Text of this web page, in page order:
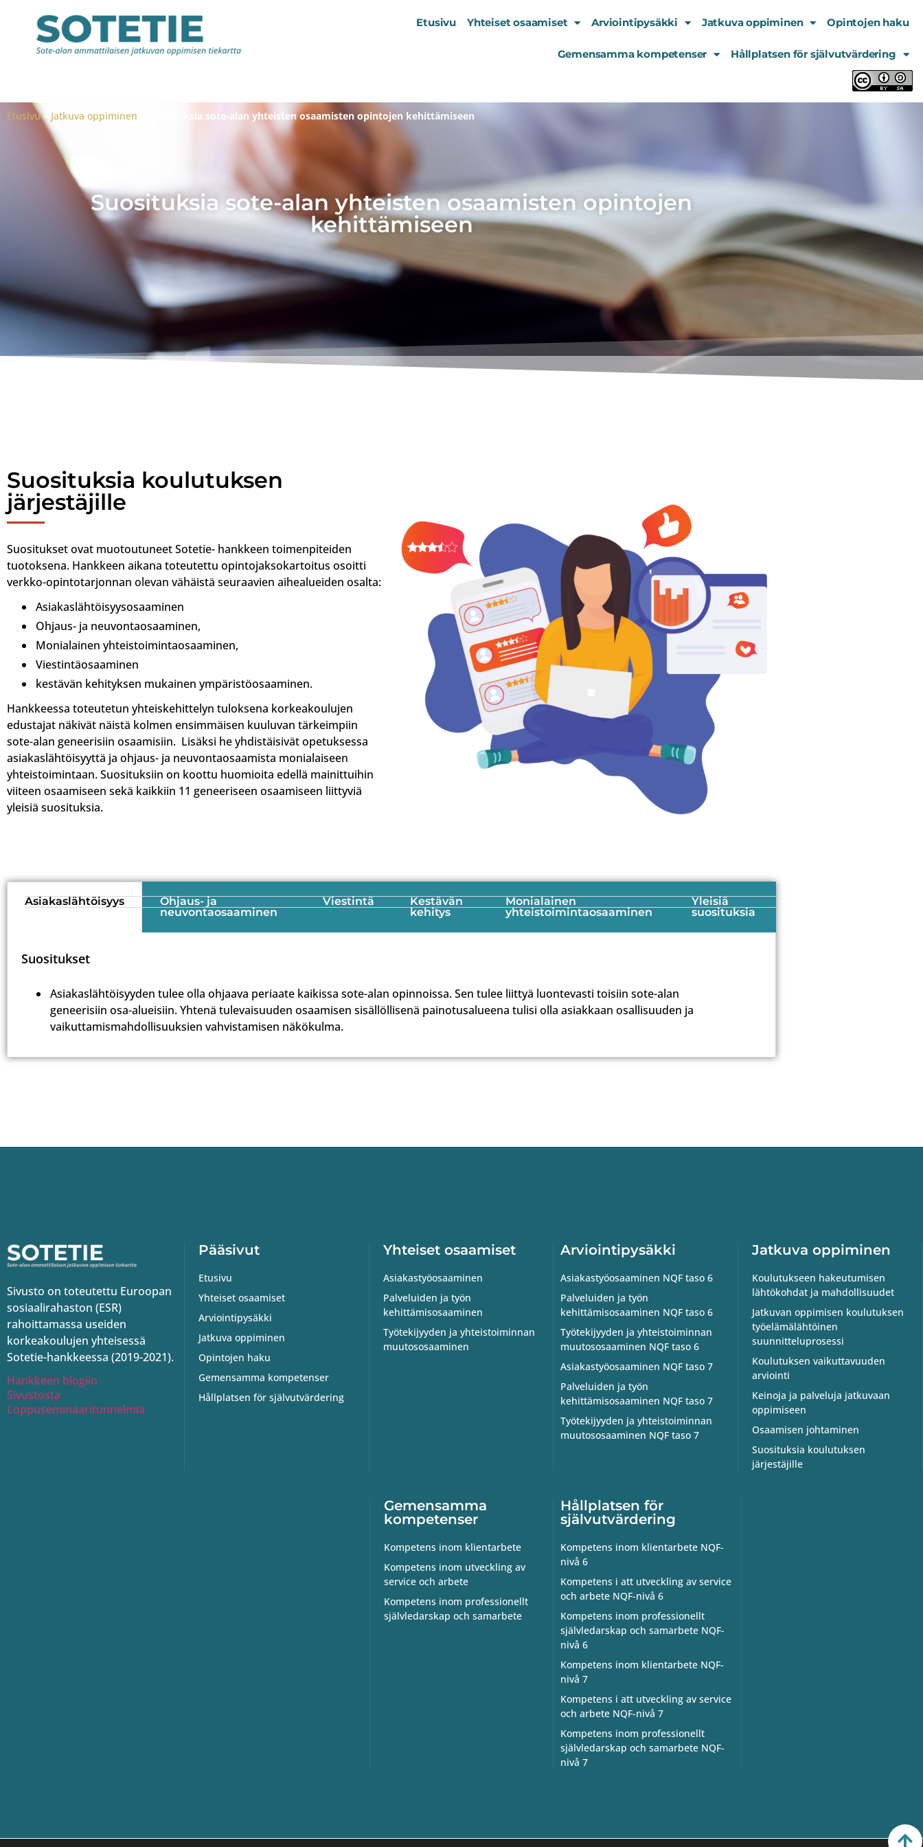
Etusivu Yhteiset osaamiset Arviointipysäkki Jatkuva oppiminen Opintojen haku
Gemensamma kompetenser Hållplatsen för självutvärdering
Etusivu» Jatkuva oppiminen Suosituksia sote-alan yhteisten osaamisten opintojen kehittämiseen
Suosituksia sote-alan yhteisten osaamisten opintojen
kehittämiseen
Suosituksia koulutuksen
järjestäjille
Suositukset ovat muotoutuneet Sotetie- hankkeen toimenpiteiden
tuotoksena. Hankkeen aikana toteutettu opintojaksokartoitus osoitti
verkko-opintotarjonnan olevan vähäistä seuraavien aihealueiden osalta:
Asiakaslähtöisyysosaaminen
Ohjaus- ja neuvontaosaaminen,
Monialainen yhteistoimintaosaaminen,
Viestintäosaaminen
kestävän kehityksen mukainen ympäristöosaaminen.
Hankkeessa toteutetun yhteiskehittelyn tuloksena korkeakoulujen
edustajat näkivät näistä kolmen ensimmäisen kuuluvan tärkeimpiin
sote-alan geneerisiin osaamisiin. Lisäksi he yhdistäisivät opetuksessa
asiakaslähtöisyyttä ja ohjaus- ja neuvontaosaamista monialaiseen
yhteistoimintaan. Suosituksiin on koottu huomioita edellä mainittuihin
viiteen osaamiseen sekä kaikkiin 11 geneeriseen osaamiseen liittyviä
yleisiä suosituksia.
Asiakaslähtöisyys
Ohjaus- ja
neuvontaosaaminen
Viestintä
Kestävän
kehitys
Monialainen
yhteistoimintaosaaminen
Yleisiä
suosituksia
Suositukset
Asiakaslähtöisyyden tulee olla ohjaava periaate kaikissa sote-alan opinnoissa. Sen tulee liittyä luontevasti toisiin sote-alan
geneerisiin osa-alueisiin. Yhtenä tulevaisuuden osaamisen sisällöllisenä painotusalueena tulisi olla asiakkaan osallisuuden ja
vaikuttamismahdollisuuksien vahvistamisen näkökulma.
Sivusto on toteutettu Euroopan
sosiaalirahaston (ESR)
rahoittamassa useiden
korkeakoulujen yhteisessä
Sotetie-hankkeessa (2019-2021).
Hankkeen blogiin
Sivustosta
Loppuseminaaritunnelmia
Pääsivut
Etusivu
Yhteiset osaamiset
Arviointipysäkki
Jatkuva oppiminen
Opintojen haku
Gemensamma kompetenser
Hållplatsen för självutvärdering
Yhteiset osaamiset
Asiakastyöosaaminen
Palveluiden ja työn
kehittämisosaaminen
Työtekijyyden ja yhteistoiminnan
muutososaaminen
Arviointipysäkki
Asiakastyöosaaminen NQF taso 6
Palveluiden ja työn
kehittämisosaaminen NQF taso 6
Työtekijyyden ja yhteistoiminnan
muutososaaminen NQF taso 6
Asiakastyöosaaminen NQF taso 7
Palveluiden ja työn
kehittämisosaaminen NQF taso 7
Työtekijyyden ja yhteistoiminnan
muutososaaminen NQF taso 7
Jatkuva oppiminen
Koulutukseen hakeutumisen
lähtökohdat ja mahdollisuudet
Jatkuvan oppimisen koulutuksen
työelämälähtöinen
suunnitteluprosessi
Koulutuksen vaikuttavuuden
arviointi
Keinoja ja palveluja jatkuvaan
oppimiseen
Osaamisen johtaminen
Suosituksia koulutuksen
järjestäjille
Gemensamma
kompetenser
Kompetens inom klientarbete
Kompetens inom utveckling av
service och arbete
Kompetens inom professionellt
självledarskap och samarbete
Hållplatsen för
självutvärdering
Kompetens inom klientarbete NQF-
nivå 6
Kompetens i att utveckling av service
och arbete NQF-nivå 6
Kompetens inom professionellt
självledarskap och samarbete NQF-
nivå 6
Kompetens inom klientarbete NQF-
nivå 7
Kompetens i att utveckling av service
och arbete NQF-nivå 7
Kompetens inom professionellt
självledarskap och samarbete NQF-
nivå 7